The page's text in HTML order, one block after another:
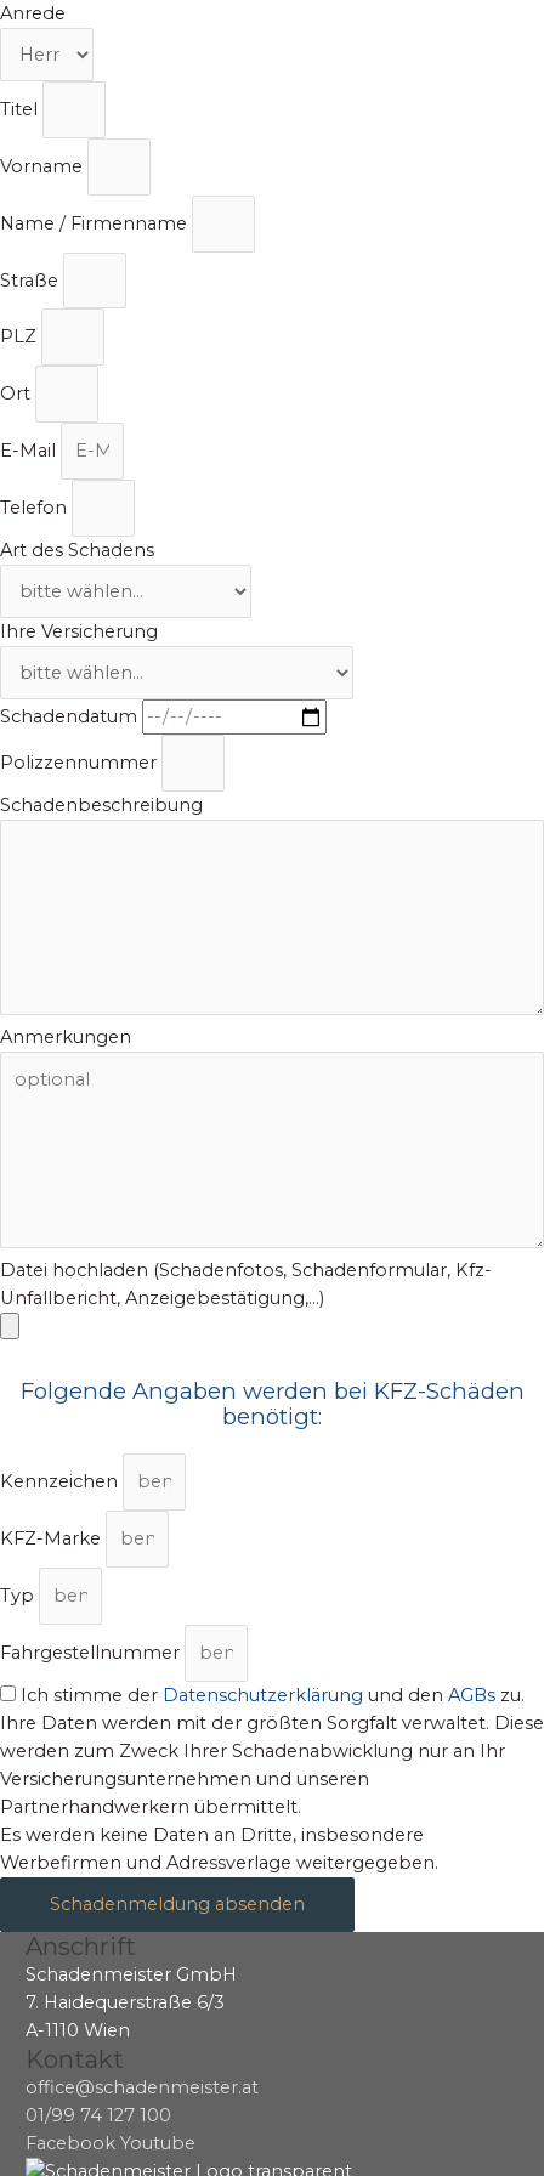
Zum
springen
Anrede
Titel
Vorname
Name / Firmenname
Straße
PLZ
Ort
E-Mail
Telefon
Art des Schadens
Ihre Versicherung
Schadendatum
Polizzennummer
Schadenbeschreibung
Anmerkungen
Datei hochladen (Schadenfotos, Schadenformular, Kfz-
Unfallbericht, Anzeigebestätigung,...)
Folgende Angaben werden bei KFZ-Schäden
benötigt:
Kennzeichen
KFZ-Marke
Typ
Fahrgestellnummer
Ich stimme der Datenschutzerklärung und den AGBs zu.
Ihre Daten werden mit der größten Sorgfalt verwaltet. Diese
werden zum Zweck Ihrer Schadenabwicklung nur an Ihr
Versicherungsunternehmen und unseren
Partnerhandwerkern übermittelt.
Es werden keine Daten an Dritte, insbesondere
Werbefirmen und Adressverlage weitergegeben.
Schadenmeldung absenden
Anschrift
Schadenmeister GmbH
7. Haidequerstraße 6/3
A-1110 Wien
Kontakt
office@schadenmeister.at
01/99 74 127 100
Facebook Youtube